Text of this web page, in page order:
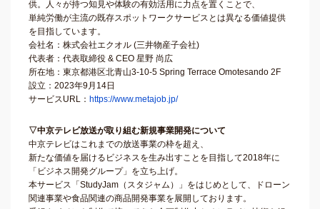
供。人々が持つ知見や体験の有効活用に力点を置くことで、
単純労働が主流の既存スポットワークサービスとは異なる価値提供
を目指しています。
会社名：株式会社エクオル (三井物産子会社)
代表者：代表取締役 & CEO 星野 尚広
所在地：東京都港区北青山3-10-5 Spring Terrace Omotesando 2F
設立：2023年9月14日
サービスURL： https://www.metajob.jp/
▽中京テレビ放送が取り組む新規事業開発について
中京テレビはこれまでの放送事業の枠を超え、
新たな価値を届けるビジネスを生み出すことを目指して2018年に
「ビジネス開発グループ」を立ち上げ。
本サービス「StudyJam（スタジャム）」をはじめとして、ドローン
関連事業や食品関連の商品開発事業を展開しております。